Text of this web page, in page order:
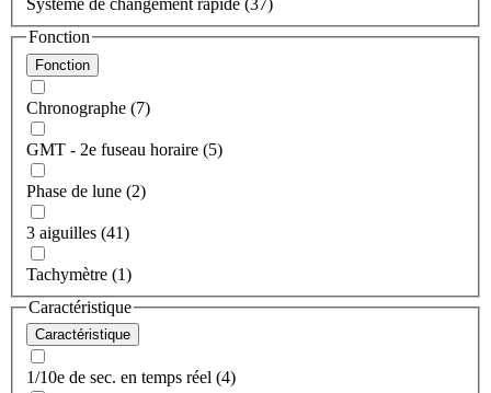
Système de changement rapide (37)
Fonction
Fonction
Chronographe (7)
GMT - 2e fuseau horaire (5)
Phase de lune (2)
3 aiguilles (41)
Tachymètre (1)
Caractéristique
Caractéristique
1/10e de sec. en temps réel (4)